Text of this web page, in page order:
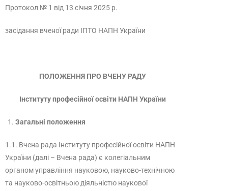
Протокол № 1 від 13 січня 2025 р.
засідання вченої ради ІПТО НАПН України
ПОЛОЖЕННЯ ПРО ВЧЕНУ РАДУ
Інституту професійної освіти НАПН України
Загальні положення
1.1. Вчена рада Інституту професійної освіти НАПН
України (далі – Вчена рада) є колегіальним
органом управління науковою, науково-технічною
та науково-освітньою діяльністю наукової